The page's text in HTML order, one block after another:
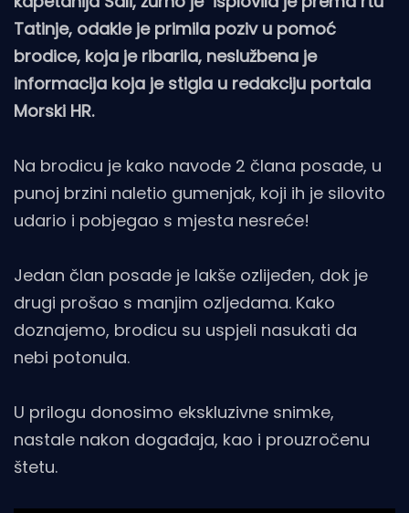
Tatinje, odakle je primila poziv u pomoć
brodice, koja je ribarila, neslužbena je
informacija koja je stigla u redakciju portala
Morski HR.
Na brodicu je kako navode 2 člana posade, u
punoj brzini naletio gumenjak, koji ih je silovito
udario i pobjegao s mjesta nesreće!
Jedan član posade je lakše ozlijeđen, dok je
drugi prošao s manjim ozljedama. Kako
doznajemo, brodicu su uspjeli nasukati da
nebi potonula.
U prilogu donosimo ekskluzivne snimke,
nastale nakon događaja, kao i prouzročenu
štetu.